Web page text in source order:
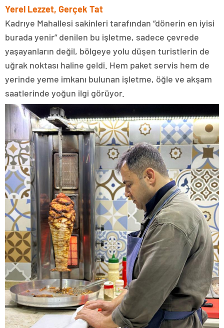
Yerel Lezzet, Gerçek Tat
Kadrıye Mahallesi sakinleri tarafından “dönerin en iyisi
burada yenir” denilen bu işletme, sadece çevrede
yaşayanların değil, bölgeye yolu düşen turistlerin de
uğrak noktası haline geldi. Hem paket servis hem de
yerinde yeme imkanı bulunan işletme, öğle ve akşam
saatlerinde yoğun ilgi görüyor.